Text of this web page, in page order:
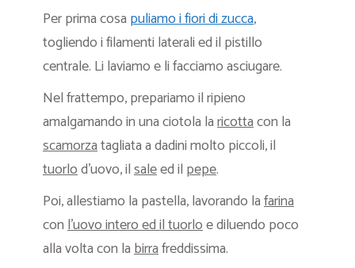
Per prima cosa puliamo ifiori di zucca,
togliendo i filamenti laterali ed il pistillo
centrale. Li laviamo e li facciamo asciugare.
Nel frattempo, prepariamo il ripieno
amalgamando in una ciotola laricottacon la
scamorzatagliata a dadini molto piccoli, il
tuorlod’uovo, ilsaleed il pepe.
Poi, allestiamo la pastella, lavorando lafarina
conl’uovo intero ed il tuorloe diluendo poco
alla volta con labirrafreddissima.